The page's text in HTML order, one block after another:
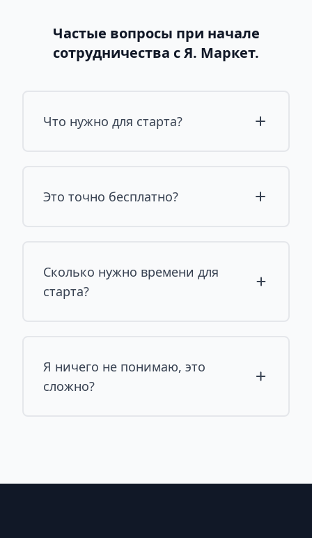
Частые вопросы при начале
сотрудничества с Я. Маркет.
Что нужно для старта?
Это точно бесплатно?
Сколько нужно времени для
старта?
Я ничего не понимаю, это
сложно?